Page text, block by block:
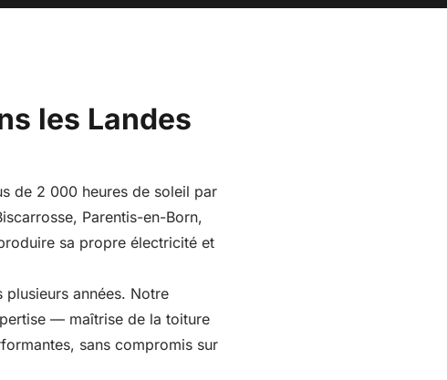
les Landes
de 2 000 heures de soleil par
Parentis-en-Born,
sa propre électricité et
années. Notre
— maîtrise de la toiture
sans compromis sur